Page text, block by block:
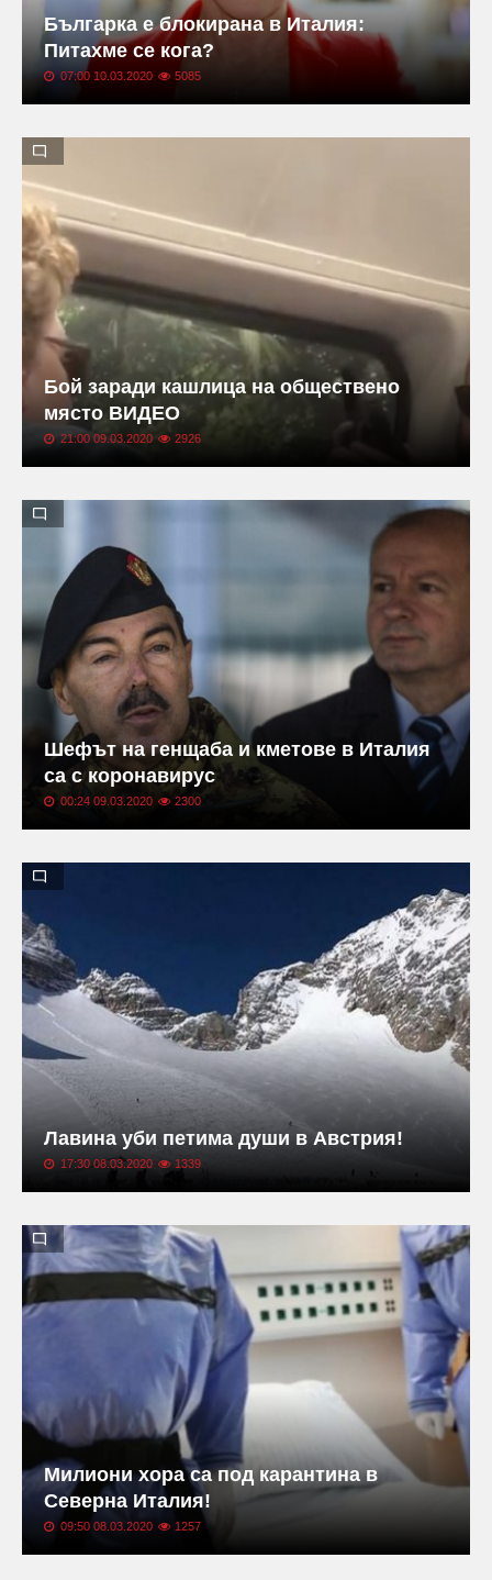
Българка е блокирана в Италия:
Питахме се кога?
07:00 10.03.2020 5085
Бой заради кашлица на обществено
място ВИДЕО
21:00 09.03.2020 2926
Шефът на генщаба и кметове в Италия
са с коронавирус
00:24 09.03.2020 2300
Лавина уби петима души в Австрия!
17:30 08.03.2020 1339
Милиони хора са под карантина в
Северна Италия!
09:50 08.03.2020 1257